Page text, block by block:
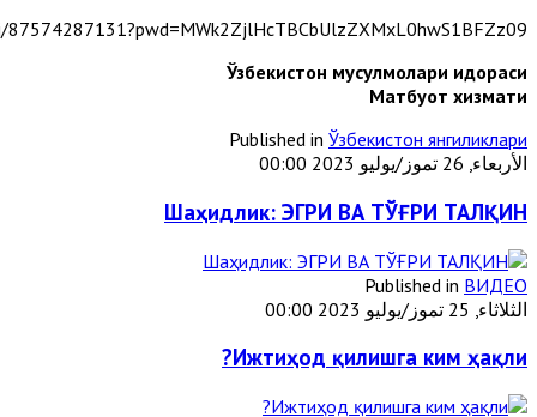
Ўзбекистон мусулмолари идораси
Матбуот хизмати
Published in Ўзбекистон янгиликлари
الأربعاء, 26 تموز/يوليو 2023 00:00
Шаҳидлик: ЭГРИ ВА ТЎҒРИ ТАЛҚИН
Published in ВИДЕО
الثلاثاء, 25 تموز/يوليو 2023 00:00
Ижтиҳод қилишга ким ҳақли?